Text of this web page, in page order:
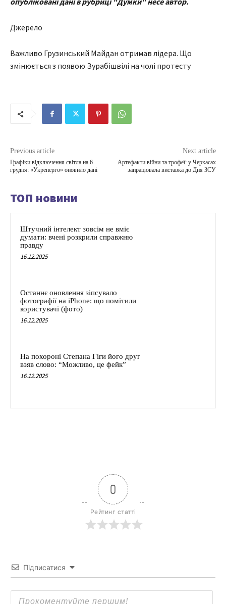
Джерело
Важливо Грузинський Майдан отримав лідера. Що
змінюється з появою Зурабішвілі на чолі протесту
Previous article
Графіки відключення світла на 6
грудня: «Укренерго» оновило дані
Next article
Артефакти війни та трофеї: у Черкасах
запрацювала виставка до Дня ЗСУ
ТОП новини
Штучний інтелект зовсім не вміє
думати: вчені розкрили справжню
правду
16.12.2025
Останнє оновлення зіпсувало
фотографії на iPhone: що помітили
користувачі (фото)
16.12.2025
На похороні Степана Гіги його друг
взяв слово: “Можливо, це фейк”
16.12.2025
0
Рейтинг статті
Підписатися